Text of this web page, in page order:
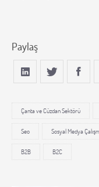
Paylaş
Çanta ve Cüzdan Sektörü
Seo Sosyal Medya
B2B B2C